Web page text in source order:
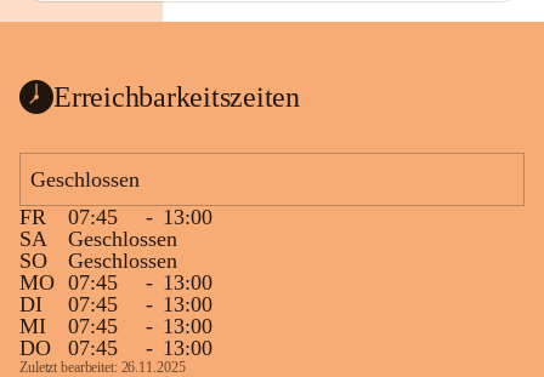
Erreichbarkeitszeiten
Geschlossen
FR
07:45 - 13:00
SA
Geschlossen
SO
Geschlossen
MO 07:45 - 13:00
DI
07:45 - 13:00
MI
07:45 - 13:00
DO
07:45 - 13:00
Zuletzt bearbeitet: 26.11.2025